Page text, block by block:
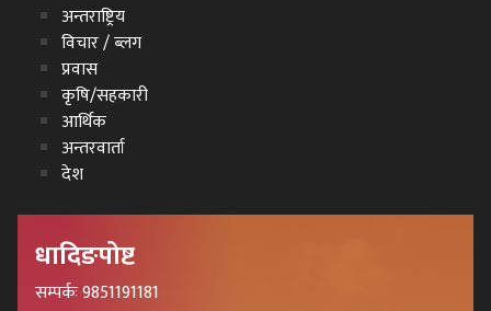
अन्तराष्ट्रिय
विचार / ब्लग
प्रवास
कृषि/सहकारी
आर्थिक
अन्तरवार्ता
देश
धादिङपोष्ट
सम्पर्कः 9851191181